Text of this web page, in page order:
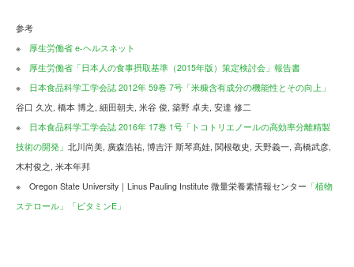
参考
※ 厚生労働省 e-ヘルスネット
※ 厚生労働省「日本人の食事摂取基準（2015年版）策定検討会」報告書
※ 日本食品科学工学会誌 2012年 59巻 7号「米糠含有成分の機能性とその向上」
谷口 久次, 橋本 博之, 細田朝夫, 米谷 俊, 築野 卓夫, 安達 修二
※ 日本食品科学工学会誌 2016年 17巻 1号「トコトリエノールの高効率分離精製
技術の開発」 北川尚美, 廣森浩祐, 博吉汗 斯琴髙娃, 関根敬史, 天野義一, 高橋武彦,
木村俊之, 米本年邦
※ Oregon State University｜Linus Pauling Institute 微量栄養素情報センター 「植物
ステロール」
「ビタミンE」